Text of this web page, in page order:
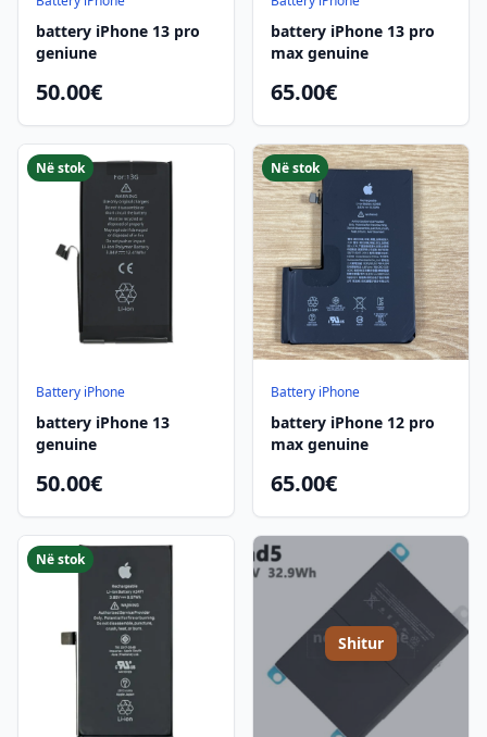
battery iPhone 13 pro
geniune
50.00€
battery iPhone 13 pro
max genuine
65.00€
Battery iPhone
battery iPhone 13
genuine
50.00€
Në stok
Battery iPhone
battery iPhone 12 pro
max genuine
65.00€
Në stok
Në stok
Shitur